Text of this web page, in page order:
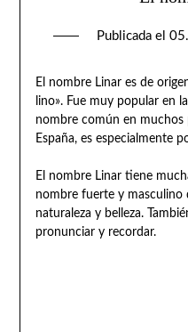
Publicada el
El nombre Linar es de
lino». Fue muy popular en
nombre común en muchos
España, es especialmente
El nombre Linar tiene
nombre fuerte y masculino
naturaleza y belleza.
pronunciar y recordar.